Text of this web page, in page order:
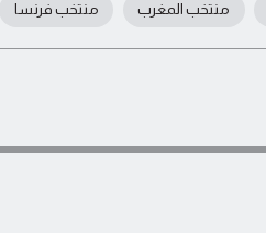
منتخب المغرب منتخب فرنسا